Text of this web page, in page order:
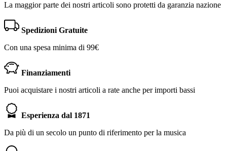
La maggior parte dei nostri articoli sono protetti da garanzia nazione
Spedizioni Gratuite
Con una spesa minima di 99€
Finanziamenti
Puoi acquistare i nostri articoli a rate anche per importi bassi
Esperienza dal 1871
Da più di un secolo un punto di riferimento per la musica